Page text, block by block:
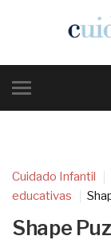
Cuidado Infantil
educativas
Shape